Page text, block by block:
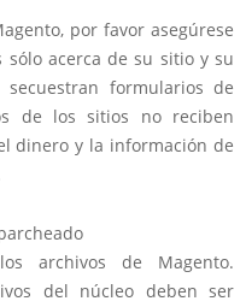
por favor asegúrese
sólo acerca de su sitio y su
formularios de
de los sitios no reciben
dinero y la información de
archivos de Magento.
del núcleo deben ser